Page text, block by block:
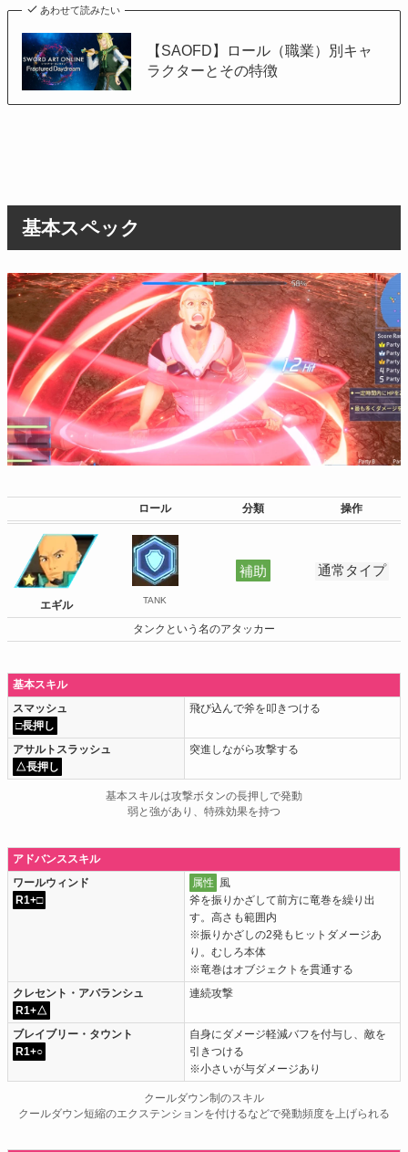
あわせて読みたい
【SAOFD】ロール（職業）別キャ
ラクターとその特徴
基本スペック
ロール 分類 操作
エギル TANK
補助 通常タイプ
タンクという名のアタッカー
基本スキル
スマッシュ
□長押し
飛び込んで斧を叩きつける
アサルトスラッシュ
△長押し
突進しながら攻撃する
基本スキルは攻撃ボタンの長押しで発動
弱と強があり、特殊効果を持つ
アドバンススキル
ワールウィンド
R1+□
属性 風
斧を振りかざして前方に竜巻を繰り出
す。高さも範囲内
※振りかざしの2発もヒットダメージあ
り。むしろ本体
※竜巻はオブジェクトを貫通する
クレセント・アバランシュ
R1+△
連続攻撃
ブレイブリー・タウント
R1+○
自身にダメージ軽減バフを付与し、敵を
引きつける
※小さいが与ダメージあり
クールダウン制のスキル
クールダウン短縮のエクステンションを付けるなどで発動頻度を上げられる